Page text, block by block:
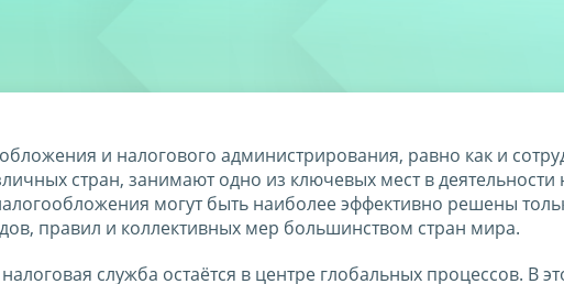
и налогового администрирования, равно как и
стран, занимают одно из ключевых мест в деятельности
могут быть наиболее эффективно решены
правил и коллективных мер большинством стран мира.
служба остаётся в центре глобальных процессов. В